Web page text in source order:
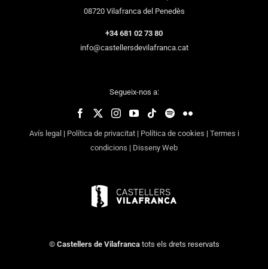
08720 Vilafranca del Penedès
+34 681 02 73 80
info@castellersdevilafranca.cat
Segueix-nos a:
Avís legal | Política de privacitat| Política de cookies | Termes i
condicions | Disseny Web
© Castellers de Vilafrancatots els drets reservats